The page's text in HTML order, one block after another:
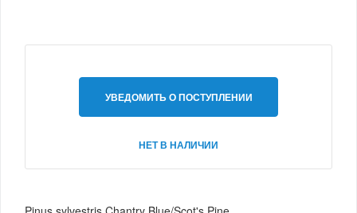
УВЕДОМИТЬ О ПОСТУПЛЕНИИ
НЕТ В НАЛИЧИИ